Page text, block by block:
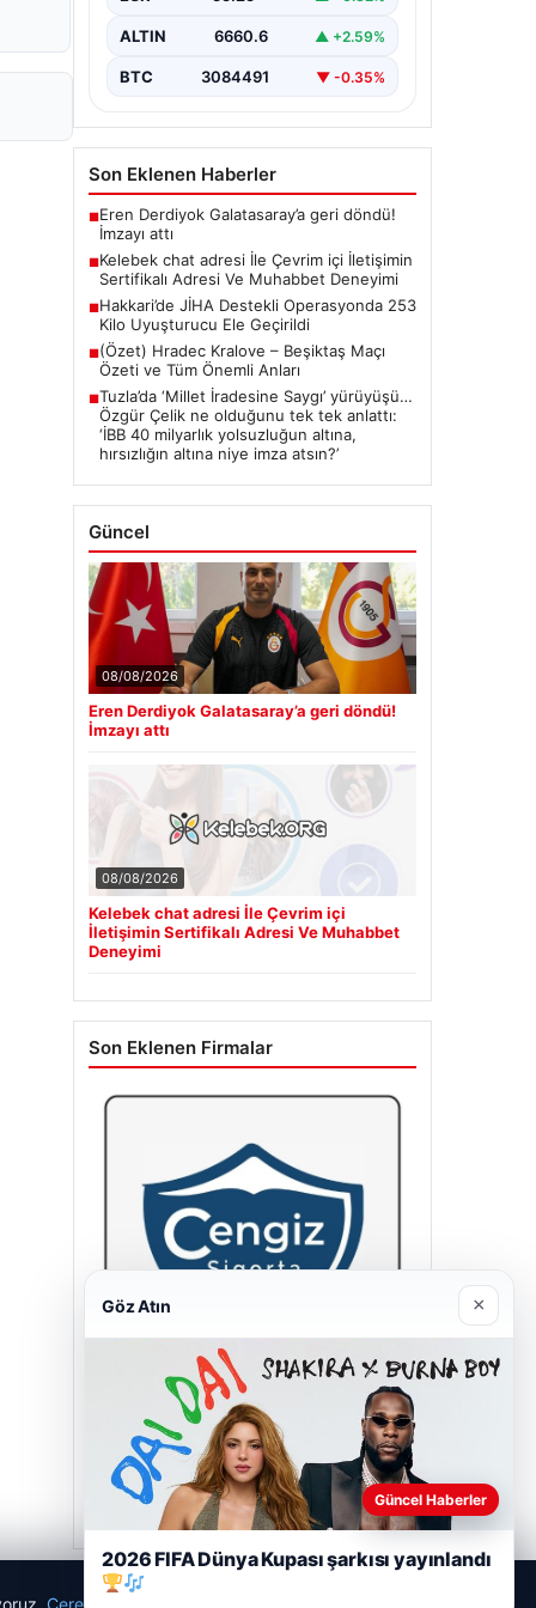
bir biçimde bağlantı sağlaması ciddi
olarak…
ALTIN 6660.6 ▲ +2.59%
BTC 3084491 ▼ -0.35%
Son Eklenen Haberler
■Eren Derdiyok Galatasaray’a geri döndü!
İmzayı attı
■Kelebek chat adresi İle Çevrim içi İletişimin
Sertifikalı Adresi Ve Muhabbet Deneyimi
■Hakkari’de JİHA Destekli Operasyonda 253
Kilo Uyuşturucu Ele Geçirildi
■(Özet) Hradec Kralove – Beşiktaş Maçı
Özeti ve Tüm Önemli Anları
■Tuzla’da ‘Millet İradesine Saygı’ yürüyüşü…
Özgür Çelik ne olduğunu tek tek anlattı:
‘İBB 40 milyarlık yolsuzluğun altına,
hırsızlığın altına niye imza atsın?’
Güncel
08/08/2026
Eren Derdiyok Galatasaray’a geri döndü!
İmzayı attı
08/08/2026
Kelebek chat adresi İle Çevrim içi
İletişimin Sertifikalı Adresi Ve Muhabbet
Deneyimi
Son Eklenen Firmalar
Cengiz Sigorta
23/06/2026
Çerez Politikamız
Göz Atın ×
Güncel Haberler
2026 FIFA Dünya Kupası şarkısı yayınlandı